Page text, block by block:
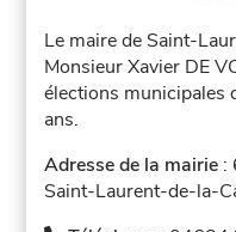
Le maire de Saint-
Monsieur Xavier DE
élections municipales
ans.
Adresse de la mairie :
Saint-Laurent-de-la-